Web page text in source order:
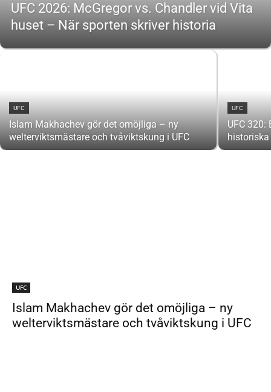
UFC 2026: McGregor vs. Chandler vid Vita
huset – När sporten skriver historia
UFC
Islam Makhachev gör det omöjliga – ny
welterviktsmästare och tvåviktskung i UFC
UFC
UFC 320:
historiska
UFC
Islam Makhachev gör det omöjliga – ny
welterviktsmästare och tvåviktskung i UFC